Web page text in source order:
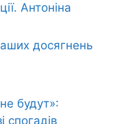
Антоніна
досягнень
будут»:
спогадів